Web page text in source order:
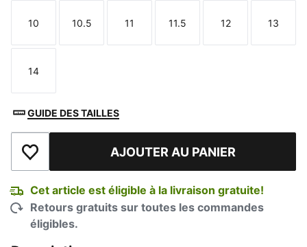
Taille
10
Taille
10.5
Taille
11
Taille
11.5
Taille
12
Taille
13
Taille
14
GUIDE DES TAILLES
Ajouter à la liste de souhaits
AJOUTER AU PANIER
Cet article est éligible à la livraison gratuite!
Retours gratuits sur toutes les commandes
éligibles.